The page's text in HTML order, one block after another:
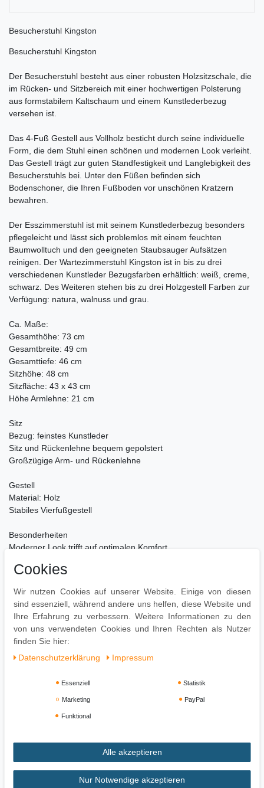
Besucherstuhl Kingston
Besucherstuhl Kingston
Der Besucherstuhl besteht aus einer robusten Holzsitzschale, die
im Rücken- und Sitzbereich mit einer hochwertigen Polsterung
aus formstabilem Kaltschaum und einem Kunstlederbezug
versehen ist.
Das 4-Fuß Gestell aus Vollholz besticht durch seine individuelle
Form, die dem Stuhl einen schönen und modernen Look verleiht.
Das Gestell trägt zur guten Standfestigkeit und Langlebigkeit des
Besucherstuhls bei. Unter den Füßen befinden sich
Bodenschoner, die Ihren Fußboden vor unschönen Kratzern
bewahren.
Der Esszimmerstuhl ist mit seinem Kunstlederbezug besonders
pflegeleicht und lässt sich problemlos mit einem feuchten
Baumwolltuch und den geeigneten Staubsauger Aufsätzen
reinigen. Der Wartezimmerstuhl Kingston ist in bis zu drei
verschiedenen Kunstleder Bezugsfarben erhältlich: weiß, creme,
schwarz. Des Weiteren stehen bis zu drei Holzgestell Farben zur
Verfügung: natura, walnuss und grau.
Ca. Maße:
Gesamthöhe: 73 cm
Gesamtbreite: 49 cm
Gesamttiefe: 46 cm
Sitzhöhe: 48 cm
Sitzfläche: 43 x 43 cm
Höhe Armlehne: 21 cm
Sitz
Bezug: feinstes Kunstleder
Sitz und Rückenlehne bequem gepolstert
Großzügige Arm- und Rückenlehne
Gestell
Material: Holz
Stabiles Vierfußgestell
Besonderheiten
Moderner Look trifft auf optimalen Komfort
Komfortables Sitzen auch nach mehreren Stunden
Pflegehinweise
Zur Reinigung empfehlen wir ein mit lauwarmem Wasser
angefeuchtetes Baumwolltuch
Oberflächen nur mit geeignetem Aufsatz absaugen
Impressum Daten­schutz­erklärung AGB
Cookies
Wir nutzen Cookies auf unserer Website. Einige von diesen
sind essenziell, während andere uns helfen, diese Website und
Ihre Erfahrung zu verbessern. Weitere Informationen zu den
von uns verwendeten Cookies und Ihren Rechten als Nutzer
finden Sie hier:
Daten­schutz­erklärung
Impressum
Essenziell Statistik
Marketing PayPal
Funktional
Alle akzeptieren
Nur Notwendige akzeptieren